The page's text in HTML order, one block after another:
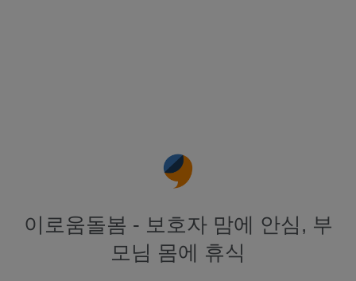
이로움돌봄 - 보호자 맘에 안심, 부
모님 몸에 휴식